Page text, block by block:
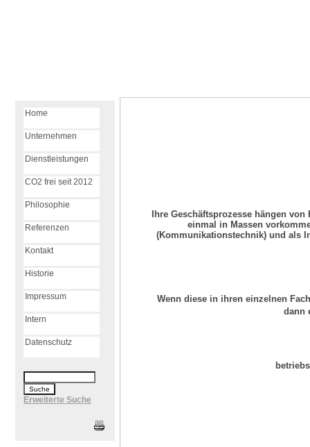
Home
Unternehmen
Dienstleistungen
CO2 frei seit 2012
Philosophie
Referenzen
Kontakt
Historie
Impressum
Intern
Datenschutz
Erweiterte Suche
Ihre Geschäftsprozesse hängen
einmal in Massen
(Kommunikationstechnik) und als
Wenn diese in ihren einzelnen
dann